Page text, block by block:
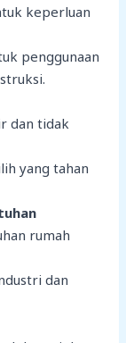
keperluan
penggunaan
dan tidak
yang tahan
rumah
dan